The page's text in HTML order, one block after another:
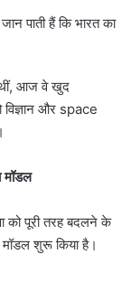
पाती हैं कि भारत का
थीं, आज वे खुद
और space
मॉडल
को पूरी तरह बदलने के
मॉडल शुरू किया है।